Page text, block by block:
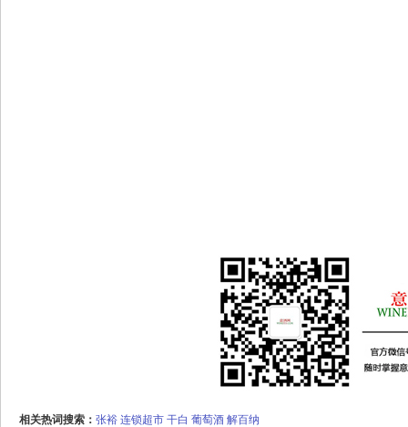
相关热词搜索： 张裕 连锁超市 干白 葡萄酒 解百纳